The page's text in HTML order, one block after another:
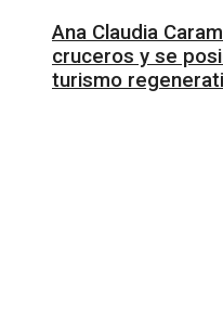
Ana Claudia
cruceros y se
turismo